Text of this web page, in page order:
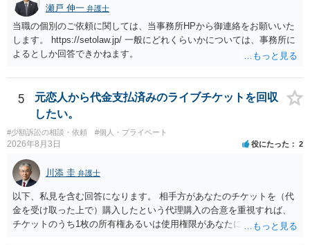
に委任するかも疑わしいのですが）も住所は明らかにしないでしょ
う。 何か本人を示す事実（振込先などの情報）から、相手の住所等の
情報を割り出していくしかないように思えます。 以上、ご参考まで。
瀬戸 伸一 弁護士
当職の個別のご依頼に関しては、当事務所HPから御連絡をお願いいた
します。 https://setolaw.jp/ 一般にどれくらいかについては、事務所に
よるとしか回答できかねます。
5
元恋人から代金支払済みのライブチケットを回収
したい。
#少額訴訟の相談・依頼 #個人・プライベート
2026年8月3日 役にたった 2
川添 圭 弁護士
以下、私見を含む回答になります。 相手方があなたのチケットを（代
金を受け取った上で）購入したという代理購入の合意を重視すれば、
チケットのうち1枚の所有権あるいは使用権限があなたにあり、チケッ